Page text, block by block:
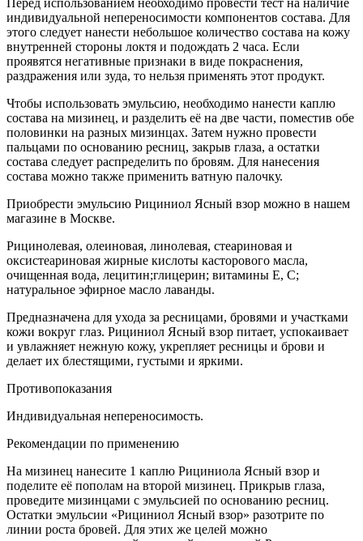
индивидуальной непереносимости компонентов состава. Для
этого следует нанести небольшое количество состава на кожу
внутренней стороны локтя и подождать 2 часа. Если
проявятся негативные признаки в виде покраснения,
раздражения или зуда, то нельзя применять этот продукт.
Чтобы использовать эмульсию, необходимо нанести каплю
состава на мизинец, и разделить её на две части, поместив обе
половинки на разных мизинцах. Затем нужно провести
пальцами по основанию ресниц, закрыв глаза, а остатки
состава следует распределить по бровям. Для нанесения
состава можно также применить ватную палочку.
Приобрести эмульсию Рициниол Ясный взор можно в нашем
магазине в Москве.
Рицинолевая, олеиновая, линолевая, стеариновая и
оксистеариновая жирные кислоты касторового масла,
очищенная вода, лецитин;глицерин; витамины Е, С;
натуральное эфирное масло лаванды.
Предназначена для ухода за ресницами, бровями и участками
кожи вокруг глаз. Рициниол Ясный взор питает, успокаивает
и увлажняет нежную кожу, укрепляет ресницы и брови и
делает их блестящими, густыми и яркими.
Противопоказания
Индивидуальная непереносимость.
Рекомендации по применению
На мизинец нанесите 1 каплю Рициниола Ясный взор и
поделите её пополам на второй мизинец. Прикрыв глаза,
проведите мизинцами с эмульсией по основанию ресниц.
Остатки эмульсии «Рициниол Ясный взор» разотрите по
линии роста бровей. Для этих же целей можно